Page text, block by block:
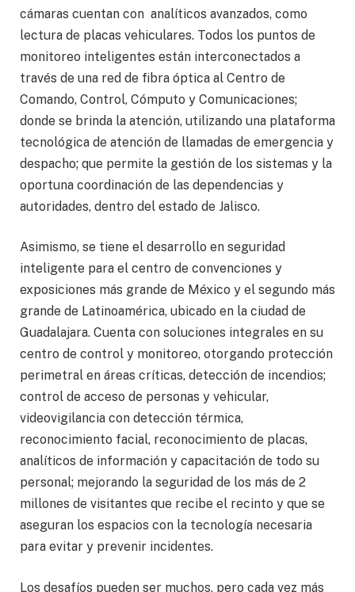
cámaras cuentan con analíticos avanzados, como
lectura de placas vehiculares. Todos los puntos de
monitoreo inteligentes están interconectados a
través de una red de fibra óptica al Centro de
Comando, Control, Cómputo y Comunicaciones;
donde se brinda la atención, utilizando una plataforma
tecnológica de atención de llamadas de emergencia y
despacho; que permite la gestión de los sistemas y la
oportuna coordinación de las dependencias y
autoridades, dentro del estado de Jalisco.
Asimismo, se tiene el desarrollo en seguridad
inteligente para el centro de convenciones y
exposiciones más grande de México y el segundo más
grande de Latinoamérica, ubicado en la ciudad de
Guadalajara. Cuenta con soluciones integrales en su
centro de control y monitoreo, otorgando protección
perimetral en áreas críticas, detección de incendios;
control de acceso de personas y vehicular,
videovigilancia con detección térmica,
reconocimiento facial, reconocimiento de placas,
analíticos de información y capacitación de todo su
personal; mejorando la seguridad de los más de 2
millones de visitantes que recibe el recinto y que se
aseguran los espacios con la tecnología necesaria
para evitar y prevenir incidentes.
Los desafíos pueden ser muchos, pero cada vez más